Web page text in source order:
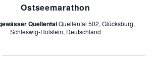
v
Ostseemarathon
QuellentalQuellental 502, Glücksburg,
Schleswig-Holstein, Deutschland